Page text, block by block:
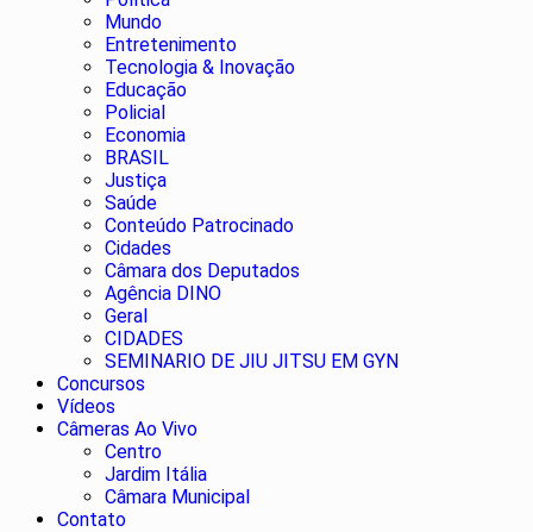
Mundo
Entretenimento
Tecnologia & Inovação
Educação
Policial
Economia
BRASIL
Justiça
Saúde
Conteúdo Patrocinado
Cidades
Câmara dos Deputados
Agência DINO
Geral
CIDADES
SEMINARIO DE JIU JITSU EM GYN
Concursos
Vídeos
Câmeras Ao Vivo
Centro
Jardim Itália
Câmara Municipal
Contato